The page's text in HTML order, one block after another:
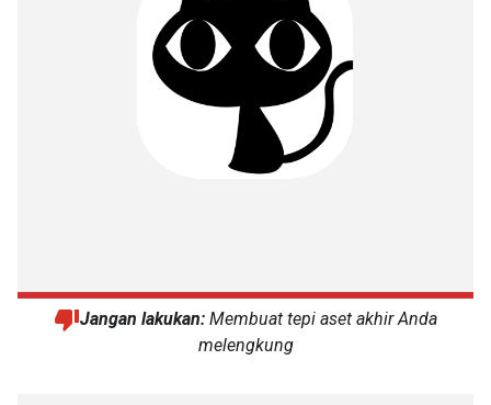
Jangan lakukan: Membuat tepi aset akhir Anda
melengkung